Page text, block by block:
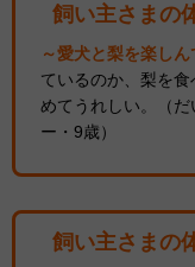
飼い主さまの
～愛犬と梨を楽しん
ているのか、梨を
めてうれしい。（
ー・9歳）
飼い主さまの